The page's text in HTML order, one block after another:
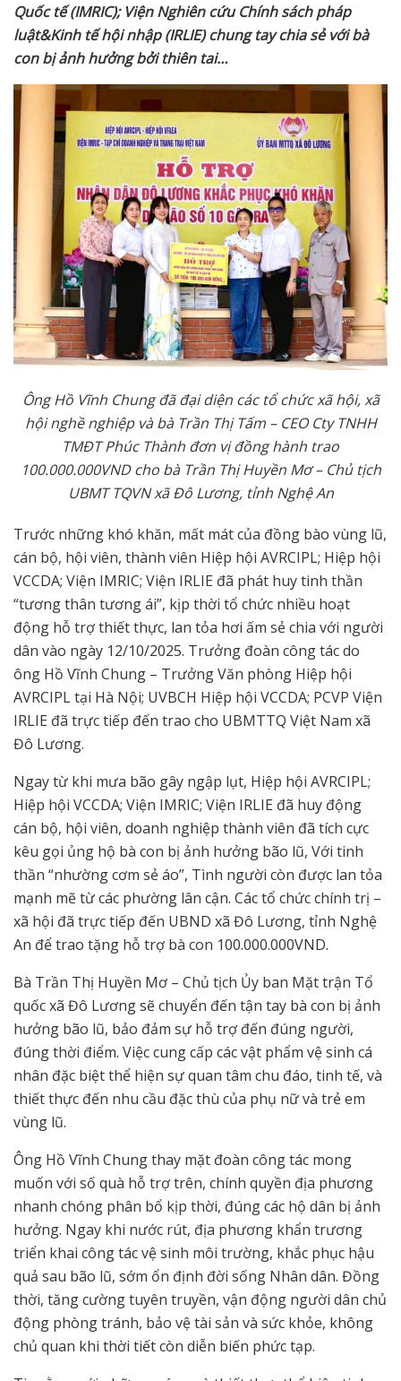
Quốc tế (IMRIC); Viện Nghiên cứu Chính sách pháp
luật&Kinh tế hội nhập (IRLIE)chung tay chia sẻ với bà
con bị ảnh hưởng bởi thiên tai…
Ông Hồ Vĩnh Chung đã đại diện các tổ chức xã hội, xã
hội nghề nghiệp và bà Trần Thị Tấm – CEO Cty TNHH
TMĐT Phúc Thành đơn vị đồng hành trao
100.000.000VND cho bà Trần Thị Huyền Mơ – Chủ tịch
UBMT TQVN xã Đô Lương, tỉnh Nghệ An
Trước những khó khăn, mất mát của đồng bào vùng lũ,
cán bộ, hội viên, thành viên Hiệp hội AVRCIPL; Hiệp hội
VCCDA; Viện IMRIC; Viện IRLIE đã phát huy tinh thần
“tương thân tương ái”, kịp thời tổ chức nhiều hoạt
động hỗ trợ thiết thực, lan tỏa hơi ấm sẻ chia với người
dân vào ngày 12/10/2025. Trưởng đoàn công tác do
ông Hồ Vĩnh Chung – Trưởng Văn phòng Hiệp hội
AVRCIPL tại Hà Nội; UVBCH Hiệp hội VCCDA; PCVP Viện
IRLIE đã trực tiếp đến trao cho UBMTTQ Việt Nam xã
Đô Lương.
Ngay từ khi mưa bão gây ngập lụt, Hiệp hội AVRCIPL;
Hiệp hội VCCDA; Viện IMRIC; Viện IRLIE đã huy động
cán bộ, hội viên, doanh nghiệp thành viên đã tích cực
kêu gọi ủng hộ bà con bị ảnh hưởng bão lũ, Với tinh
thần “nhường cơm sẻ áo”, Tình người còn được lan tỏa
mạnh mẽ từ các phường lân cận. Các tổ chức chính trị –
xã hội đã trực tiếp đến UBND xã Đô Lương, tỉnh Nghệ
An để trao tặng hỗ trợ bà con 100.000.000VND.
Bà Trần Thị Huyền Mơ – Chủ tịch Ủy ban Mặt trận Tổ
quốc xã Đô Lương sẽ chuyển đến tận tay bà con bị ảnh
hưởng bão lũ, bảo đảm sự hỗ trợ đến đúng người,
đúng thời điểm. Việc cung cấp các vật phẩm vệ sinh cá
nhân đặc biệt thể hiện sự quan tâm chu đáo, tinh tế, và
thiết thực đến nhu cầu đặc thù của phụ nữ và trẻ em
vùng lũ.
Ông Hồ Vĩnh Chung thay mặt đoàn công tác mong
muốn với số quà hỗ trợ trên, chính quyền địa phương
nhanh chóng phân bổ kịp thời, đúng các hộ dân bị ảnh
hưởng. Ngay khi nước rút, địa phương khẩn trương
triển khai công tác vệ sinh môi trường, khắc phục hậu
quả sau bão lũ, sớm ổn định đời sống Nhân dân. Đồng
thời, tăng cường tuyên truyền, vận động người dân chủ
động phòng tránh, bảo vệ tài sản và sức khỏe, không
chủ quan khi thời tiết còn diễn biến phức tạp.